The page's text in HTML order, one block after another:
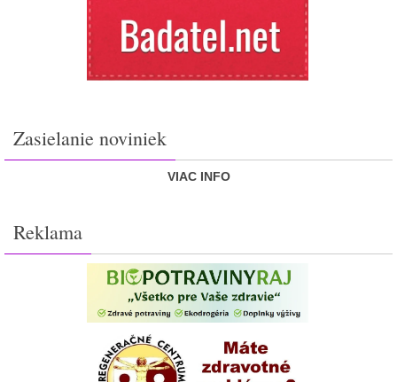
Zasielanie noviniek
VIAC INFO
Reklama